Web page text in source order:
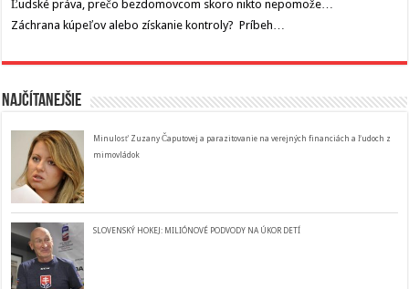
Ľudské práva, prečo bezdomovcom skoro nikto nepomože…
Záchrana kúpeľov alebo získanie kontroly? Príbeh…
Najčítanejšie
Minulosť Zuzany Čaputovej a parazitovanie na verejných financiách a ľudoch z
mimovládok
SLOVENSKÝ HOKEJ: MILIÓNOVÉ PODVODY NA ÚKOR DETÍ